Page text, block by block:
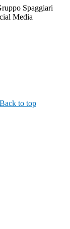
Spaggiari
Media
Back to top